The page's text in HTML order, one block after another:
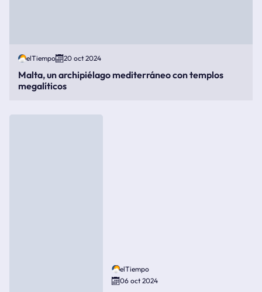
elTiempo 20 oct 2024
Malta, un archipiélago mediterráneo con templos
megalíticos
elTiempo
06 oct 2024